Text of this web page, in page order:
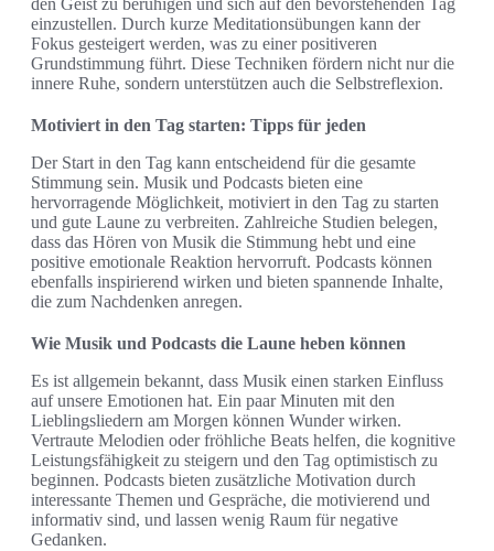
den Geist zu beruhigen und sich auf den bevorstehenden Tag
einzustellen. Durch kurze Meditationsübungen kann der
Fokus gesteigert werden, was zu einer positiveren
Grundstimmung führt. Diese Techniken fördern nicht nur die
innere Ruhe, sondern unterstützen auch die Selbstreflexion.
Motiviert in den Tag starten: Tipps für jeden
Der Start in den Tag kann entscheidend für die gesamte
Stimmung sein. Musik und Podcasts bieten eine
hervorragende Möglichkeit, motiviert in den Tag zu starten
und gute Laune zu verbreiten. Zahlreiche Studien belegen,
dass das Hören von Musik die Stimmung hebt und eine
positive emotionale Reaktion hervorruft. Podcasts können
ebenfalls inspirierend wirken und bieten spannende Inhalte,
die zum Nachdenken anregen.
Wie Musik und Podcasts die Laune heben können
Es ist allgemein bekannt, dass Musik einen starken Einfluss
auf unsere Emotionen hat. Ein paar Minuten mit den
Lieblingsliedern am Morgen können Wunder wirken.
Vertraute Melodien oder fröhliche Beats helfen, die kognitive
Leistungsfähigkeit zu steigern und den Tag optimistisch zu
beginnen. Podcasts bieten zusätzliche Motivation durch
interessante Themen und Gespräche, die motivierend und
informativ sind, und lassen wenig Raum für negative
Gedanken.